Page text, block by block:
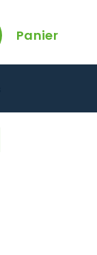
Panier